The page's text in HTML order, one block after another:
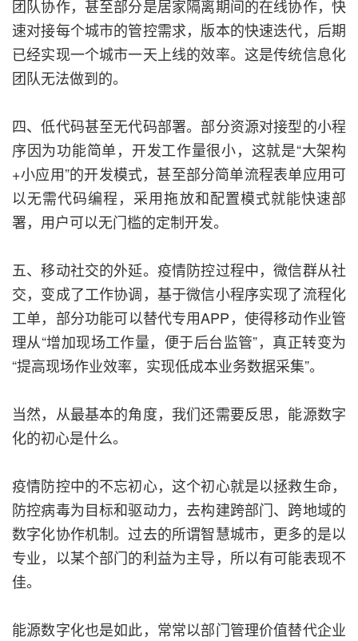
团队协作，甚至部分是居家隔离期间的在线协作，快
速对接每个城市的管控需求，版本的快速迭代，后期
已经实现一个城市一天上线的效率。这是传统信息化
团队无法做到的。
四、低代码甚至无代码部署。部分资源对接型的小程
序因为功能简单，开发工作量很小，这就是“大架构
+小应用”的开发模式，甚至部分简单流程表单应用可
以无需代码编程，采用拖放和配置模式就能快速部
署，用户可以无门槛的定制开发。
五、移动社交的外延。疫情防控过程中，微信群从社
交，变成了工作协调，基于微信小程序实现了流程化
工单，部分功能可以替代专用APP，使得移动作业管
理从“增加现场工作量，便于后台监管”，真正转变为
“提高现场作业效率，实现低成本业务数据采集”。
当然，从最基本的角度，我们还需要反思，能源数字
化的初心是什么。
疫情防控中的不忘初心，这个初心就是以拯救生命，
防控病毒为目标和驱动力，去构建跨部门、跨地域的
数字化协作机制。过去的所谓智慧城市，更多的是以
专业，以某个部门的利益为主导，所以有可能表现不
佳。
能源数字化也是如此，常常以部门管理价值替代企业